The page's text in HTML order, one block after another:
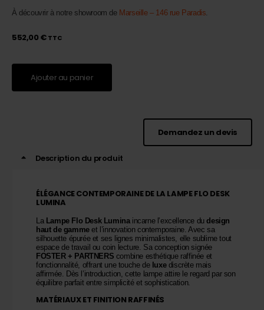
À découvrir à notre showroom de Marseille – 146 rue Paradis.
552,00 € TTC
Demandez un devis
Ajouter au panier
Description du produit
ÉLÉGANCE CONTEMPORAINE DE LA LAMPE FLO DESK
LUMINA
La Lampe Flo Desk Luminaincarne l’excellence dudesign
haut de gammeet l’innovation contemporaine. Avec sa
silhouette épurée et ses lignes minimalistes, elle sublime tout
espace de travail ou coin lecture. Sa conception signée
FOSTER + PARTNERS combine esthétique raffinée et
fonctionnalité, offrant une touche de luxediscrète mais
affirmée. Dès l’introduction, cette lampe attire le regard par son
équilibre parfait entre simplicité et sophistication.
MATÉRIAUX ET FINITION RAFFINÉS